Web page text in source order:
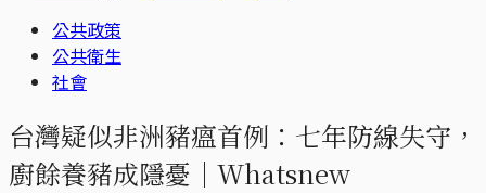
公共政策
公共衛生
社會
台灣疑似非洲豬瘟首例：七年防線失守，
廚餘養豬成隱憂｜Whatsnew